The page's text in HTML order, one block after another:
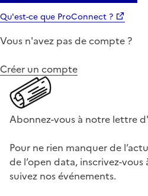
Qu'est-ce que ProConnect ?
Vous n'avez pas de compte ?
Créer un compte
Abonnez-vous à notre lettre
Pour ne rien manquer de
de l’open data, inscrivez-
suivez nos événements.